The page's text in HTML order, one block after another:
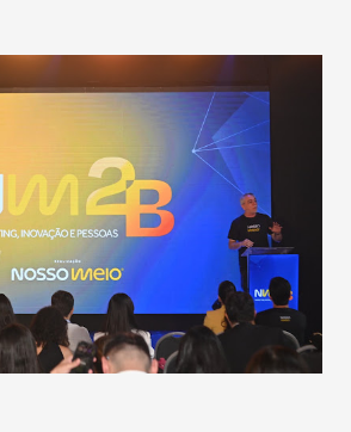
de cuidados com os ambientes
“Nós não estamos vivendo uma
temos em todos os anos, com
dengue, influenza ou H1N1. Trata-se
um vírus diferente, com um poder de
que outros coronavírus”, apontou o
ele, é uma epidemia com chance de
gerar um grande risco à
de saúde. “Precisamos saber fazer a
da doença, para não so...